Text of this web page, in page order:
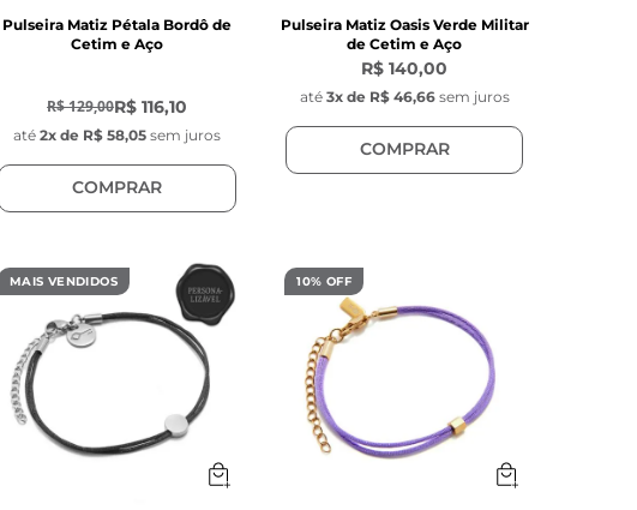
Pulseira Matiz Pétala Bordô de
Cetim e Aço
R$ 129,00R$ 116,10
até 2x de R$ 58,05 sem juros
COMPRAR
Pulseira Matiz Oasis Verde Militar
de Cetim e Aço
R$ 140,00
até 3x de R$ 46,66 sem juros
COMPRAR
MAIS VENDIDOS 10% OFF